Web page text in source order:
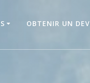
OBTENIR UN